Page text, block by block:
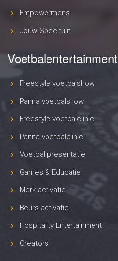
Empowermens
Jouw Speeltuin
Voetbalentertainment
Freestyle voetbalshow
Panna voetbalshow
Freestyle voetbalclinic
Panna voetbalclinic
Voetbal presentatie
Games & Educatie
Merk activatie
Beurs activatie
Hospitality Entertainment
Creators